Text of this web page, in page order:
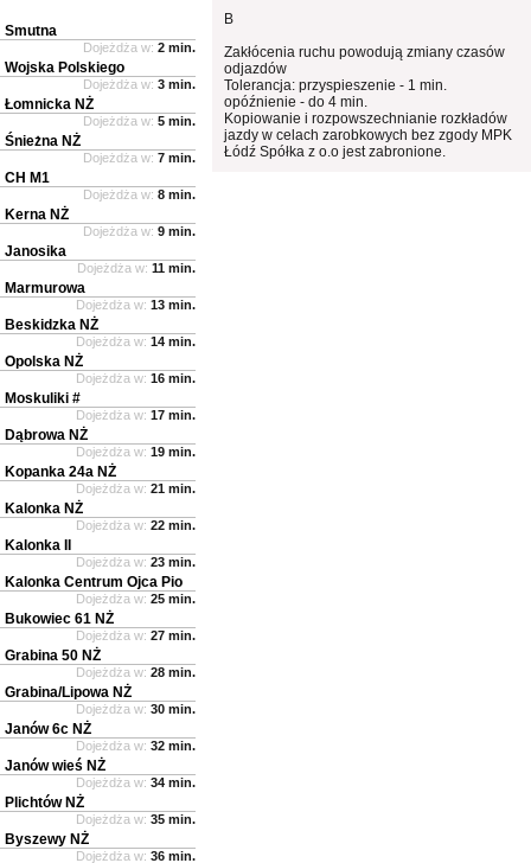
B
Zakłócenia ruchu powodują zmiany czasów
odjazdów
Tolerancja: przyspieszenie - 1 min.
opóźnienie - do 4 min.
Kopiowanie i rozpowszechnianie rozkładów
jazdy w celach zarobkowych bez zgody MPK
Łódź Spółka z o.o jest zabronione.
Smutna
Dojeżdża w: 2 min.
Wojska Polskiego
Dojeżdża w: 3 min.
Łomnicka NŻ
Dojeżdża w: 5 min.
Śnieżna NŻ
Dojeżdża w: 7 min.
CH M1
Dojeżdża w: 8 min.
Kerna NŻ
Dojeżdża w: 9 min.
Janosika
Dojeżdża w: 11 min.
Marmurowa
Dojeżdża w: 13 min.
Beskidzka NŻ
Dojeżdża w: 14 min.
Opolska NŻ
Dojeżdża w: 16 min.
Moskuliki #
Dojeżdża w: 17 min.
Dąbrowa NŻ
Dojeżdża w: 19 min.
Kopanka 24a NŻ
Dojeżdża w: 21 min.
Kalonka NŻ
Dojeżdża w: 22 min.
Kalonka II
Dojeżdża w: 23 min.
Kalonka Centrum Ojca Pio
Dojeżdża w: 25 min.
Bukowiec 61 NŻ
Dojeżdża w: 27 min.
Grabina 50 NŻ
Dojeżdża w: 28 min.
Grabina/Lipowa NŻ
Dojeżdża w: 30 min.
Janów 6c NŻ
Dojeżdża w: 32 min.
Janów wieś NŻ
Dojeżdża w: 34 min.
Plichtów NŻ
Dojeżdża w: 35 min.
Byszewy NŻ
Dojeżdża w: 36 min.